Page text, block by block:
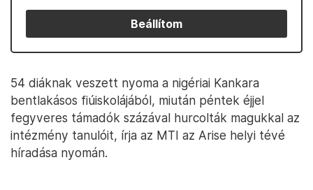
Beállítom
54 diáknak veszett nyoma a nigériai Kankara
bentlakásos fiúiskolájából, miután péntek éjjel
fegyveres támadók százával hurcolták magukkal az
intézmény tanulóit, írja az MTI az Arise helyi tévé
híradása nyomán.